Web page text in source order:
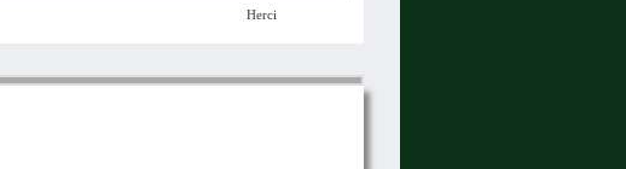
Herci